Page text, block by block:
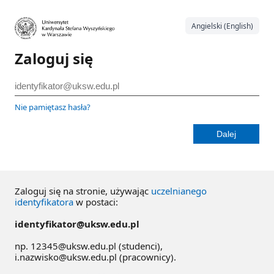
Angielski (English)
Zaloguj się
Nie pamiętasz hasła?
Zaloguj się na stronie, używając uczelnianego
identyfikatora w postaci:
identyfikator@uksw.edu.pl
np. 12345@uksw.edu.pl (studenci),
i.nazwisko@uksw.edu.pl (pracownicy).